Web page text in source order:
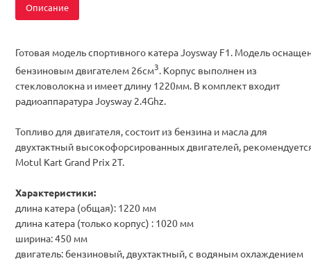
Описание
Готовая модель спортивного катера Joysway F1. Модель
бензиновым двигателем 26см3. Корпус выполнен из
стекловолокна и имеет длину 1220мм. В комплект входит
радиоаппаратура Joysway 2.4Ghz.
Топливо для двигателя, состоит из бензина и масла для
двухтактный высокофорсированных двигателей,
Motul Kart Grand Prix 2T.
Характеристики:
длина катера (общая): 1220 мм
длина катера (только корпус) : 1020 мм
ширина: 450 мм
двигатель: бензиновый, двухтактный, с водяным охлаждением